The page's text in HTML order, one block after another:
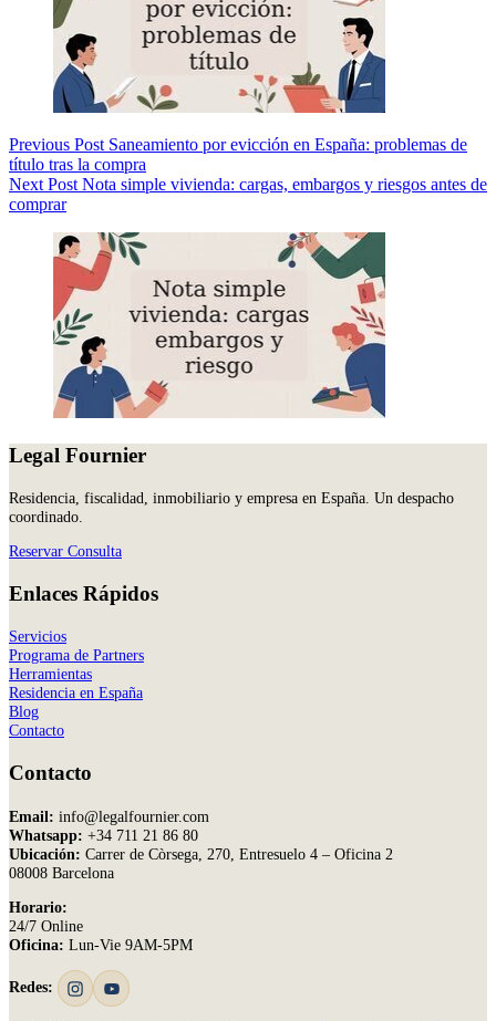
Previous Post Saneamiento por evicción en España: problemas de
título tras la compra
Next Post Nota simple vivienda: cargas, embargos y riesgos antes de
comprar
Legal Fournier
Residencia, fiscalidad, inmobiliario y empresa en España. Un despacho
coordinado.
Reservar Consulta
Enlaces Rápidos
Servicios
Programa de Partners
Herramientas
Residencia en España
Blog
Contacto
Contacto
Email: info@legalfournier.com
Whatsapp: +34 711 21 86 80
Ubicación: Carrer de Còrsega, 270, Entresuelo 4 – Oficina 2
08008 Barcelona
Horario:
24/7 Online
Oficina: Lun-Vie 9AM-5PM
Redes: